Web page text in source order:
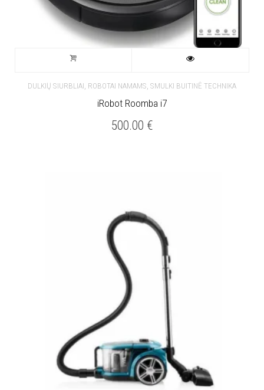
DULKIŲ SIURBLIAI, ROBOTAI NAMAMS, SMULKI BUITINĖ TECHNIKA
iRobot Roomba i7
500.00 €